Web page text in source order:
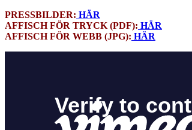
PRESSBILDER: HÄR
AFFISCH FÖR TRYCK (PDF): HÄR
AFFISCH FÖR WEBB (JPG): HÄR